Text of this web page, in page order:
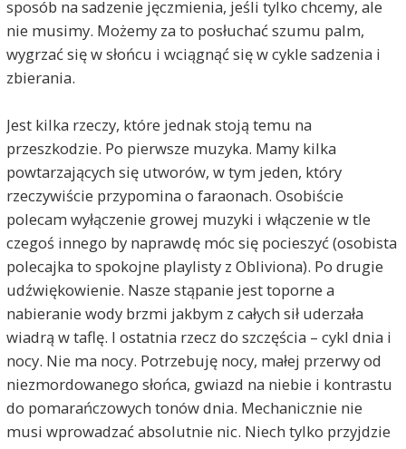
sposób na sadzenie jęczmienia, jeśli tylko chcemy, ale
nie musimy. Możemy za to posłuchać szumu palm,
wygrzać się w słońcu i wciągnąć się w cykle sadzenia i
zbierania.
Jest kilka rzeczy, które jednak stoją temu na
przeszkodzie. Po pierwsze muzyka. Mamy kilka
powtarzających się utworów, w tym jeden, który
rzeczywiście przypomina o faraonach. Osobiście
polecam wyłączenie growej muzyki i włączenie w tle
czegoś innego by naprawdę móc się pocieszyć (osobista
polecajka to spokojne playlisty z Obliviona). Po drugie
udźwiękowienie. Nasze stąpanie jest toporne a
nabieranie wody brzmi jakbym z całych sił uderzała
wiadrą w taflę. I ostatnia rzecz do szczęścia – cykl dnia i
nocy. Nie ma nocy. Potrzebuję nocy, małej przerwy od
niezmordowanego słońca, gwiazd na niebie i kontrastu
do pomarańczowych tonów dnia. Mechanicznie nie
musi wprowadzać absolutnie nic. Niech tylko przyjdzie